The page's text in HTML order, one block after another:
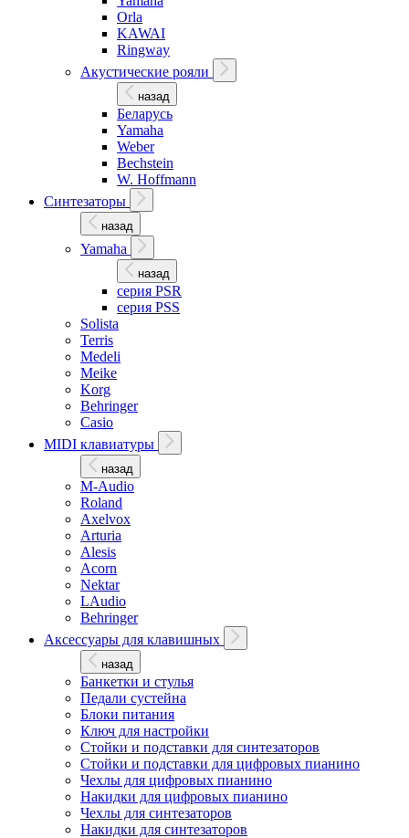
Orla
KAWAI
Ringway
Акустические рояли
назад
Беларусь
Yamaha
Weber
Bechstein
W. Hoffmann
Синтезаторы
назад
Yamaha
назад
серия PSR
серия PSS
Solista
Terris
Medeli
Meike
Korg
Behringer
Casio
MIDI клавиатуры
назад
M-Audio
Roland
Axelvox
Arturia
Alesis
Acorn
Nektar
LAudio
Behringer
Аксессуары для клавишных
назад
Банкетки и стулья
Педали сустейна
Блоки питания
Ключ для настройки
Стойки и подставки для синтезаторов
Стойки и подставки для цифровых пианино
Чехлы для цифровых пианино
Накидки для цифровых пианино
Чехлы для синтезаторов
Накидки для синтезаторов